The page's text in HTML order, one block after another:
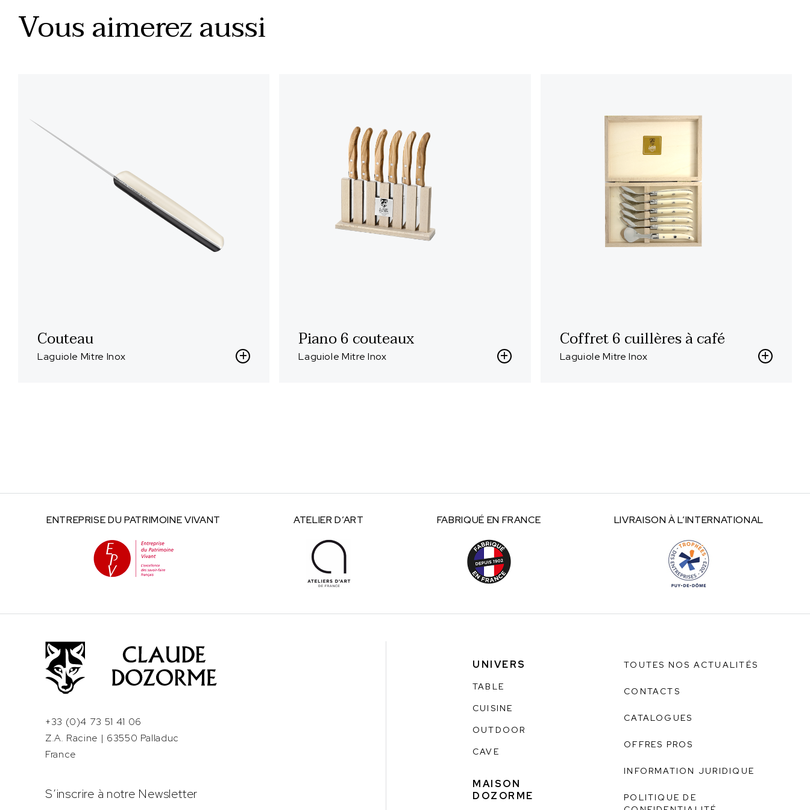
Vous aimerez aussi
Couteau
Laguiole Mitre Inox
Piano 6 couteaux
Laguiole Mitre Inox
Coffret 6 cuillères à café
Laguiole Mitre Inox
ENTREPRISE DU PATRIMOINE VIVANT ATELIERD’ART FABRIQUÉ EN FRANCE LIVRAISON ÀL’INTERNATIONAL
+33 (0)4 73 51 41 06
Z.A. Racine | 63550 Palladuc
France
S’inscrire à notre Newsletter
UNIVERS
TABLE
CUISINE
OUTDOOR
CAVE
MAISON
DOZORME
TOUTES NOS ACTUALITÉS
CONTACTS
CATALOGUES
OFFRES PROS
INFORMATION JURIDIQUE
POLITIQUE DE